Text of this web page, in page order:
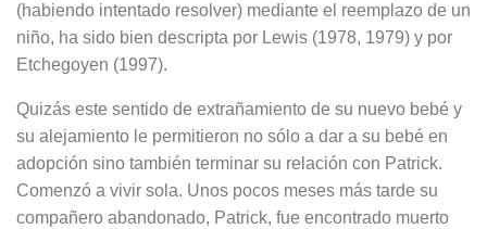
(habiendo intentado resolver) mediante el reemplazo de un
niño, ha sido bien descripta por Lewis (1978, 1979) y por
Etchegoyen (1997).
Quizás este sentido de extrañamiento de su nuevo bebé y
su alejamiento le permitieron no sólo a dar a su bebé en
adopción sino también terminar su relación con Patrick.
Comenzó a vivir sola. Unos pocos meses más tarde su
compañero abandonado, Patrick, fue encontrado muerto